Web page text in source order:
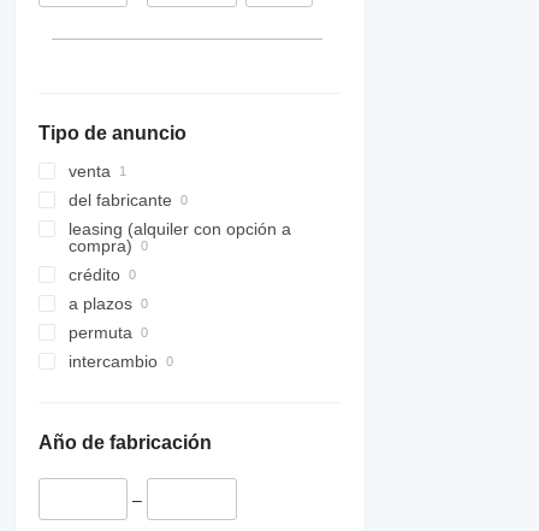
Tipo de anuncio
venta
del fabricante
leasing (alquiler con opción a
compra)
crédito
a plazos
permuta
intercambio
Año de fabricación
–